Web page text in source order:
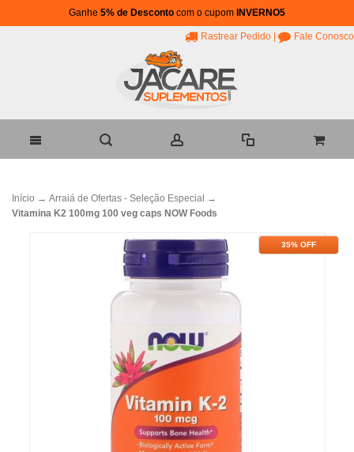
Ganhe 5% de Desconto com o cupom INVERNO5
Rastrear Pedido Fale Conosco
Início → Arraiá de Ofertas - Seleção Especial →
Vitamina K2 100mg 100 veg caps NOW Foods
35% OFF